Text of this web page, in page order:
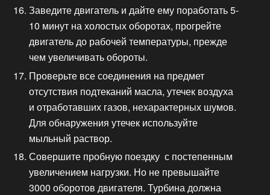
Заведите двигатель и дайте ему поработать 5-
10 минут на холостых оборотах, прогрейте
двигатель до рабочей температуры, прежде
чем увеличивать обороты.
Проверьте все соединения на предмет
отсутствия подтеканий масла, утечек воздуха
и отработавших газов, нехарактерных шумов.
Для обнаружения утечек используйте
мыльный раствор.
Совершите пробную поездку с постепенным
увеличением нагрузки. Но не превышайте
3000 оборотов двигателя. Турбина должна